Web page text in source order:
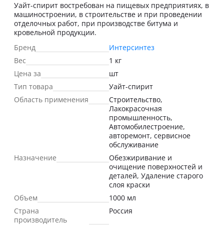
Уайт-спирит востребован на пищевых предприятиях, в
машиностроении, в строительстве и при проведении
отделочных работ, при производстве битума и
кровельной продукции.
Бренд
Интерсинтез
Вес
1 кг
Цена за
шт
Тип товара
Уайт-спирит
Область применения
Строительство,
Лакокрасочная
промышленность,
Автомобилестроение,
авторемонт, сервисное
обслуживание
Назначение
Обезжиривание и
очищение поверхностей и
деталей, Удаление старого
слоя краски
Объем
1000 мл
Страна
производитель
Россия